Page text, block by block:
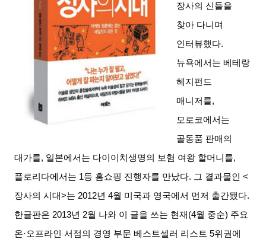
장사의 신들을
찾아 다니며
인터뷰했다.
뉴욕에서는 베테랑
헤지펀드
매니저를,
모로코에서는
골동품 판매의
대가를, 일본에서는 다이이치생명의 보험 여왕 할머니를,
플로리다에서는 1등 홈쇼핑 진행자를 만났다. 그 결과물인
<
장사의 시대>는 2012년 4월 미국과 영국에서 먼저 출간됐다.
한글판은 2013년 2월 나와 이 글을 쓰는 현재 (4월 중순) 주요
온·오프라인 서점의 경영 부문 베스트셀러 리스트 5위권에